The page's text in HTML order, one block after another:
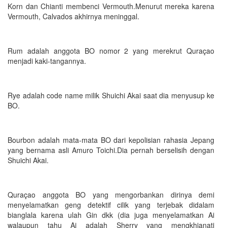
Korn dan Chianti membenci Vermouth.Menurut mereka karena
Vermouth, Calvados akhirnya meninggal.
Rum adalah anggota BO nomor 2 yang merekrut Quraçao
menjadi kaki-tangannya.
Rye adalah code name milik Shuichi Akai saat dia menyusup ke
BO.
Bourbon adalah mata-mata BO dari kepolisian rahasia Jepang
yang bernama asli Amuro Toichi.Dia pernah berselisih dengan
Shuichi Akai.
Quraçao anggota BO yang mengorbankan dirinya demi
menyelamatkan geng detektif cilik yang terjebak didalam
bianglala karena ulah Gin dkk (dia juga menyelamatkan Ai
walaupun tahu Ai adalah Sherry yang mengkhianati